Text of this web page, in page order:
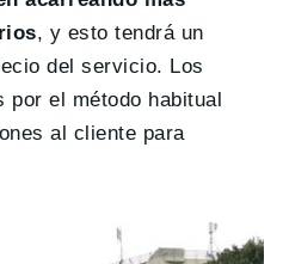
, y esto tendrá un
del servicio. Los
por el método habitual
al cliente para